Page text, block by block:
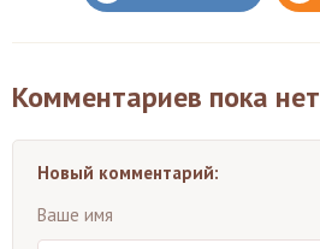
Комментариев пока нет
Новый комментарий:
Ваше имя